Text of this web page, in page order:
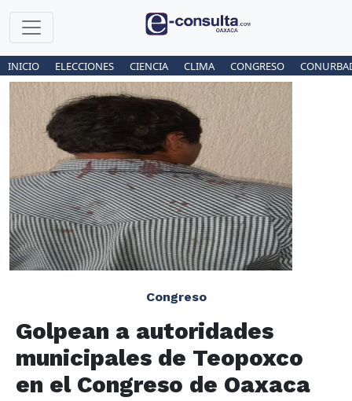
INICIO ELECCIONES CIENCIA CLIMA CONGRESO
Congreso
Golpean a autoridades
municipales de Teopoxco
en el Congreso de Oaxaca